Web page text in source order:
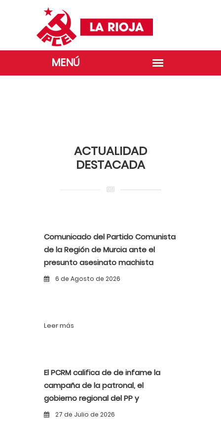
ACTUALIDAD
DESTACADA
Comunicado del Partido Comunista
de la Región de Murcia ante el
presunto asesinato machista
ocurrido en Murcia
6 de Agosto de 2026
Leer más
El PCRM califica de de infame la
campaña de la patronal, el
gobierno regional del PP y
determinados estamentos sobre el
27 de Julio de 2026